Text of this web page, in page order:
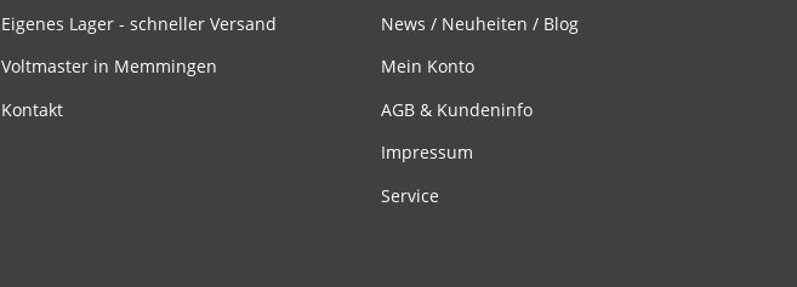
Eigenes Lager - schneller Versand
Voltmaster in Memmingen
Kontakt
News / Neuheiten / Blog
Mein Konto
AGB & Kundeninfo
Impressum
Service